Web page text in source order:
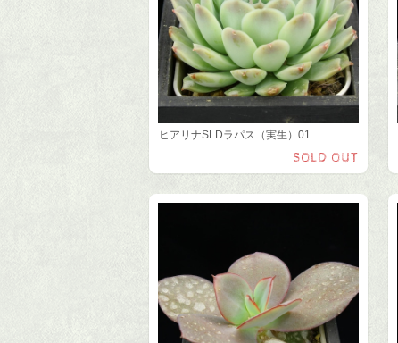
ヒアリナSLDラパス（実生）01
SOLD OUT